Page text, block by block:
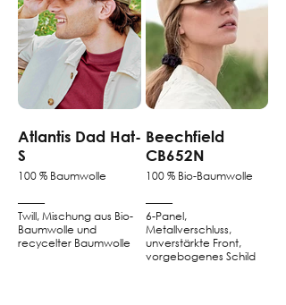
Atlantis Dad Hat-
S
100 % Baumwolle
–––––
Twill, Mischung aus Bio-
Baumwolle und
recycelter Baumwolle
Beechfield
CB652N
100 % Bio-Baumwolle
–––––
6-Panel,
Metallverschluss,
unverstärkte Front,
vorgebogenes Schild